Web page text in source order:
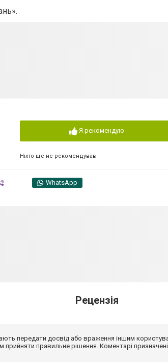
Я рекомендую
Ніхто ще не рекомендував
WhatsApp
Рецензія
передати досвід або враження іншим
правильне рішення. Коментарі